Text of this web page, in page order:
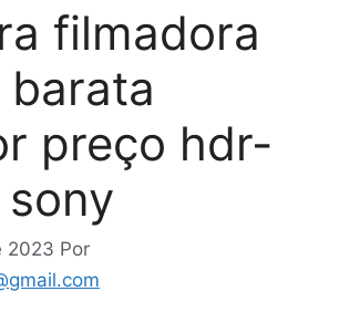
filmadora
barata
preço hdr-
2023 Por